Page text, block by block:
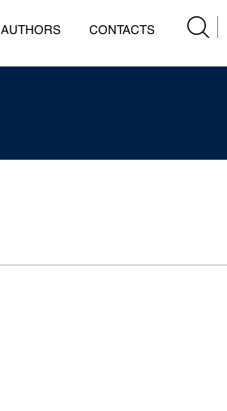
AUTHORS CONTACTS